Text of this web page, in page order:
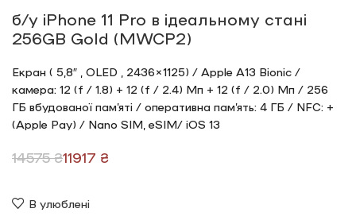
б/у iPhone 11 Pro в ідеальному стані
256GB Gold (MWCP2)
Екран ( 5,8″ , OLED , 2436×1125) / Apple A13 Bionic /
камера: 12 (f / 1.8) + 12 (f / 2.4) Мп + 12 (f / 2.0) Мп / 256
ГБ вбудованої пам’яті / оперативна пам’ять: 4 ГБ / NFC: +
(Apple Pay) / Nano SIM, eSIM/ iOS 13
14575₴11917 ₴
В улюблені